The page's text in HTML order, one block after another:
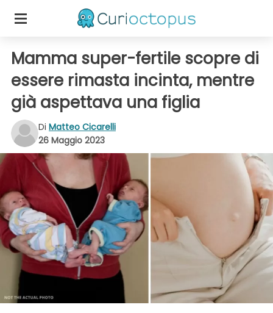
Mamma super-fertile scopre di
essere rimasta incinta, mentre
già aspettava una figlia
Di Matteo Cicarelli
26 Maggio 2023